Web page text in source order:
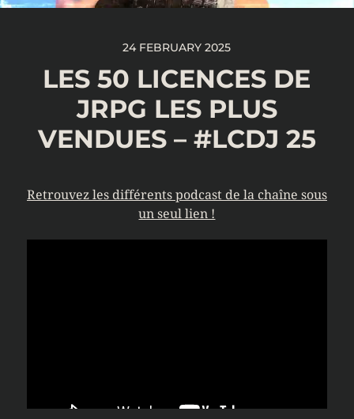
24 FEBRUARY 2025
LES 50 LICENCES DE
JRPG LES PLUS
VENDUES – #LCDJ 25
Retrouvez les différents podcast de la chaîne sous
un seul lien !